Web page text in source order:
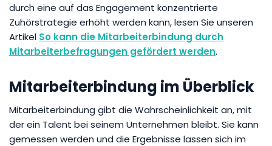
durch eine auf das Engagement konzentrierte
Zuhörstrategie erhöht werden kann, lesen Sie unseren
Artikel So kann die Mitarbeiterbindung durch
Mitarbeiterbefragungen gefördert werden.
Mitarbeiterbindung im Überblick
Mitarbeiterbindung gibt die Wahrscheinlichkeit an, mit
der ein Talent bei seinem Unternehmen bleibt. Sie kann
gemessen werden und die Ergebnisse lassen sich im